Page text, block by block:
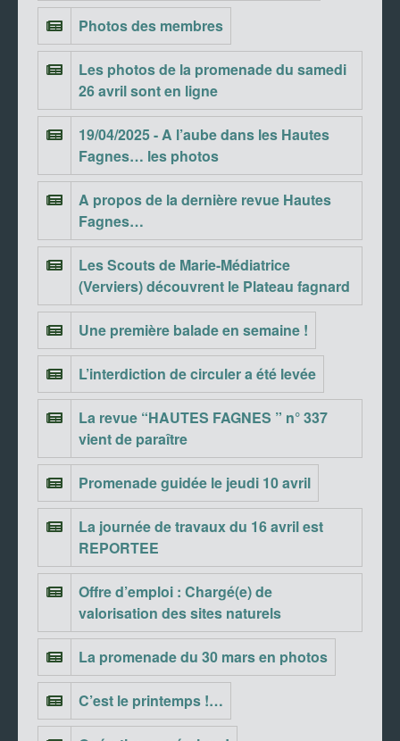
Photos des membres
Les photos de la promenade du samedi
26 avril sont en ligne
19/04/2025 - A l’aube dans les Hautes
Fagnes… les photos
A propos de la dernière revue Hautes
Fagnes…
Les Scouts de Marie-Médiatrice
(Verviers) découvrent le Plateau fagnard
Une première balade en semaine !
L’interdiction de circuler a été levée
La revue “HAUTES FAGNES ” n° 337
vient de paraître
Promenade guidée le jeudi 10 avril
La journée de travaux du 16 avril est
REPORTEE
Offre d’emploi : Chargé(e) de
valorisation des sites naturels
La promenade du 30 mars en photos
C’est le printemps !…